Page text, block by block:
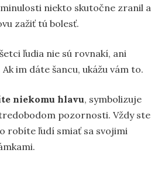
minulosti niekto skutočne zranil a
zažiť tú bolesť.
ľudia nie sú rovnakí, ani
im dáte šancu, ukážu vám to.
niekomu hlavu, symbolizuje
pozornosti. Vždy ste
robíte ľudí smiať sa svojimi